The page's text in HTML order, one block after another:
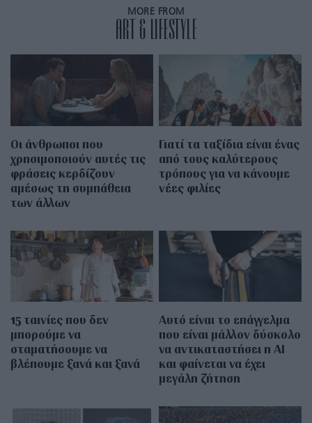
MORE FROM
ART & LIFESTYLE
Οι άνθρωποι που
χρησιμοποιούν αυτές τις
φράσεις κερδίζουν
αμέσως τη συμπάθεια
των άλλων
Γιατί τα ταξίδια είναι ένας
από τους καλύτερους
τρόπους για να κάνουμε
νέες φιλίες
15 ταινίες που δεν
μπορούμε να
σταματήσουμε να
βλέπουμε ξανά και ξανά
Αυτό είναι το επάγγελμα
που είναι μάλλον δύσκολο
να αντικαταστήσει η AI
και φαίνεται να έχει
μεγάλη ζήτηση